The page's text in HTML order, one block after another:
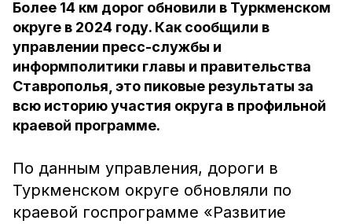
Более 14 км дорог обновили в Туркменском
округе в 2024 году. Как сообщили в
управлении пресс-службы и
информполитики главы и правительства
Ставрополья, это пиковые результаты за
всю историю участия округа в профильной
краевой программе.
По данным управления, дороги в
Туркменском округе обновляли по
краевой госпрограмме «Развитие